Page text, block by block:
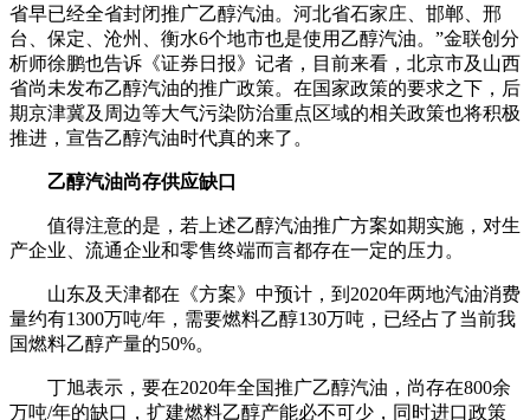
省早已经全省封闭推广乙醇汽油。河北省石家庄、邯郸、邢
台、保定、沧州、衡水6个地市也是使用乙醇汽油。”金联创分
析师徐鹏也告诉《证券日报》记者，目前来看，北京市及山西
省尚未发布乙醇汽油的推广政策。在国家政策的要求之下，后
期京津冀及周边等大气污染防治重点区域的相关政策也将积极
推进，宣告乙醇汽油时代真的来了。
乙醇汽油尚存供应缺口
值得注意的是，若上述乙醇汽油推广方案如期实施，对生
产企业、流通企业和零售终端而言都存在一定的压力。
山东及天津都在《方案》中预计，到2020年两地汽油消费
量约有1300万吨/年，需要燃料乙醇130万吨，已经占了当前我
国燃料乙醇产量的50%。
丁旭表示，要在2020年全国推广乙醇汽油，尚存在800余
万吨/年的缺口，扩建燃料乙醇产能必不可少，同时进口政策